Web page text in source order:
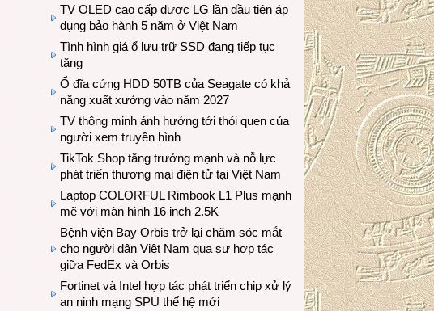
TV OLED cao cấp được LG lần đầu tiên áp
dụng bảo hành 5 năm ở Việt Nam
Tình hình giá ổ lưu trữ SSD đang tiếp tục
tăng
Ổ đĩa cứng HDD 50TB của Seagate có khả
năng xuất xưởng vào năm 2027
TV thông minh ảnh hưởng tới thói quen của
người xem truyền hình
TikTok Shop tăng trưởng mạnh và nỗ lực
phát triển thương mại điện tử tại Việt Nam
Laptop COLORFUL Rimbook L1 Plus mạnh
mẽ với màn hình 16 inch 2.5K
Bệnh viện Bay Orbis trở lại chăm sóc mắt
cho người dân Việt Nam qua sự hợp tác
giữa FedEx và Orbis
Fortinet và Intel hợp tác phát triển chip xử lý
an ninh mạng SPU thế hệ mới